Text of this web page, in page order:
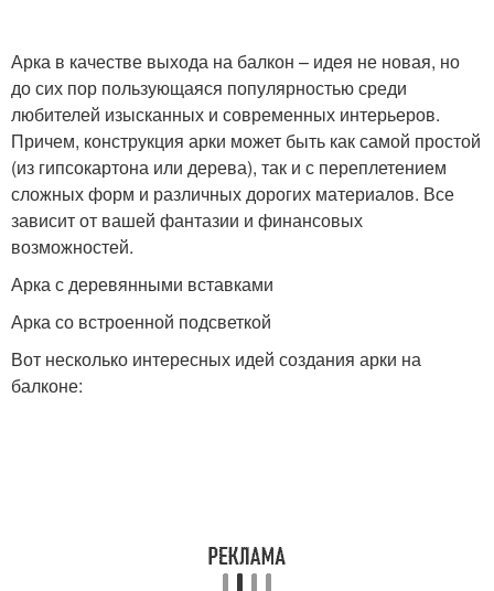
Арка в качестве выхода на балкон – идея не новая, но
до сих пор пользующаяся популярностью среди
любителей изысканных и современных интерьеров.
Причем, конструкция арки может быть как самой простой
(из гипсокартона или дерева), так и с переплетением
сложных форм и различных дорогих материалов. Все
зависит от вашей фантазии и финансовых
возможностей.
Арка с деревянными вставками
Арка со встроенной подсветкой
Вот несколько интересных идей создания арки на
балконе: